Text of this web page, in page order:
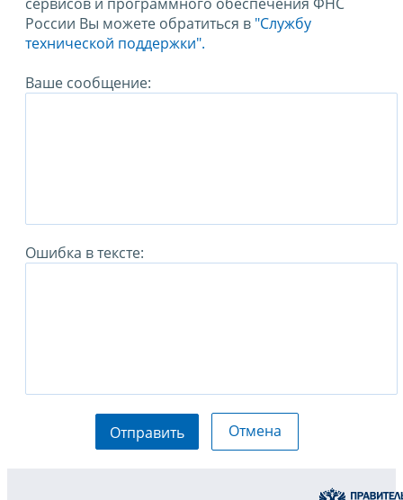
России Вы можете обратиться в "Службу
технической поддержки".
Ваше сообщение:
Ошибка в тексте:
Отправить Отмена